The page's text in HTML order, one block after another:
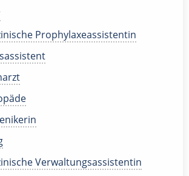
Prophylaxeassistentin
Verwaltungsassistentin